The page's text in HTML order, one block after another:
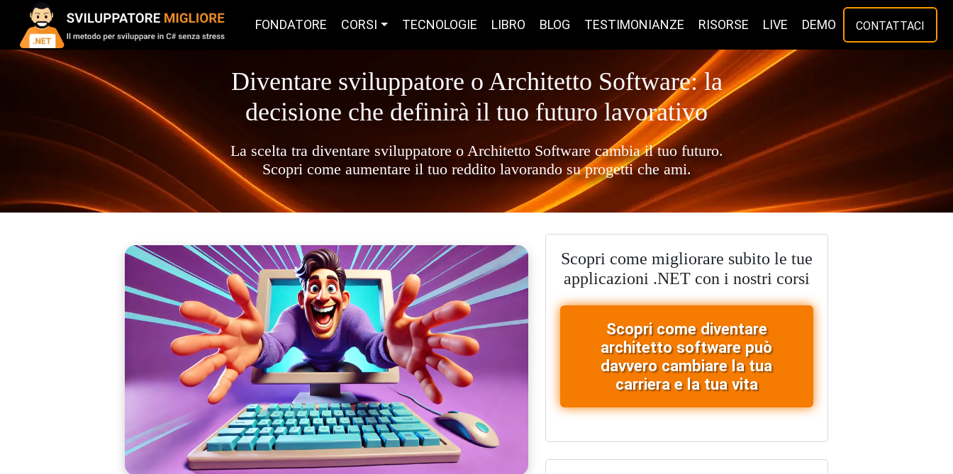
FONDATORE CORSI TECNOLOGIE LIBRO BLOG TESTIMONIANZE RISORSE LIVE DEMO CONTATTACI
Diventare sviluppatore o Architetto Software: la
decisione che definirà il tuo futuro lavorativo
La scelta tra diventare sviluppatore o Architetto Software cambia il tuo futuro.
Scopri come aumentare il tuo reddito lavorando su progetti che ami.
Scopri come migliorare subito le tue
applicazioni .NET con i nostri corsi
Scopri come diventare
architetto software può
davvero cambiare la tua
carriera e la tua vita